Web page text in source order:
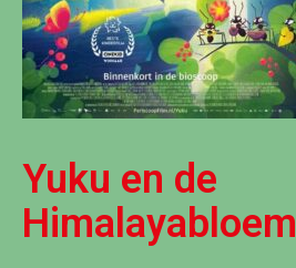
Yuku en de
Himalayabloem